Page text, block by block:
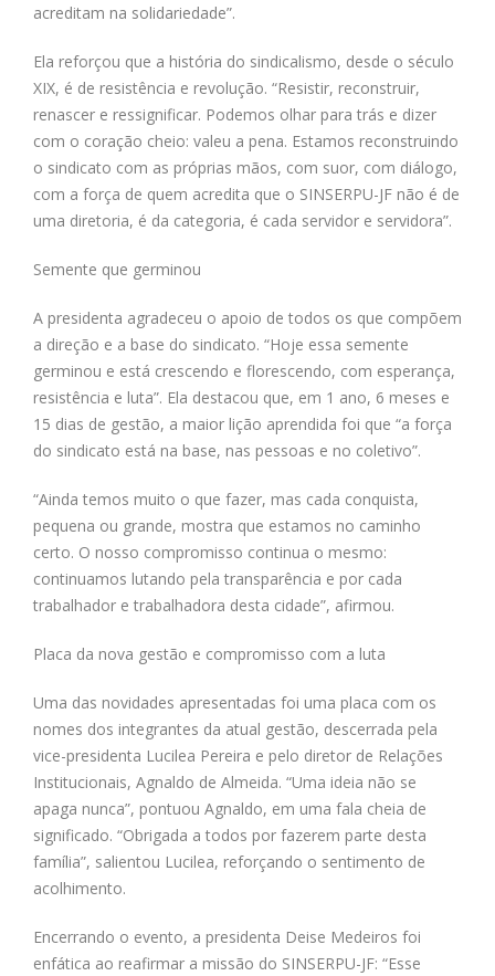
acreditam na solidariedade”.
Ela reforçou que a história do sindicalismo, desde o século
XIX, é de resistência e revolução. “Resistir, reconstruir,
renascer e ressignificar. Podemos olhar para trás e dizer
com o coração cheio: valeu a pena. Estamos reconstruindo
o sindicato com as próprias mãos, com suor, com diálogo,
com a força de quem acredita que o SINSERPU-JF não é de
uma diretoria, é da categoria, é cada servidor e servidora”.
Semente que germinou
A presidenta agradeceu o apoio de todos os que compõem
a direção e a base do sindicato. “Hoje essa semente
germinou e está crescendo e florescendo, com esperança,
resistência e luta”. Ela destacou que, em 1 ano, 6 meses e
15 dias de gestão, a maior lição aprendida foi que “a força
do sindicato está na base, nas pessoas e no coletivo”.
“Ainda temos muito o que fazer, mas cada conquista,
pequena ou grande, mostra que estamos no caminho
certo. O nosso compromisso continua o mesmo:
continuamos lutando pela transparência e por cada
trabalhador e trabalhadora desta cidade”, afirmou.
Placa da nova gestão e compromisso com a luta
Uma das novidades apresentadas foi uma placa com os
nomes dos integrantes da atual gestão, descerrada pela
vice-presidenta Lucilea Pereira e pelo diretor de Relações
Institucionais, Agnaldo de Almeida. “Uma ideia não se
apaga nunca”, pontuou Agnaldo, em uma fala cheia de
significado. “Obrigada a todos por fazerem parte desta
família”, salientou Lucilea, reforçando o sentimento de
acolhimento.
Encerrando o evento, a presidenta Deise Medeiros foi
enfática ao reafirmar a missão do SINSERPU-JF: “Esse